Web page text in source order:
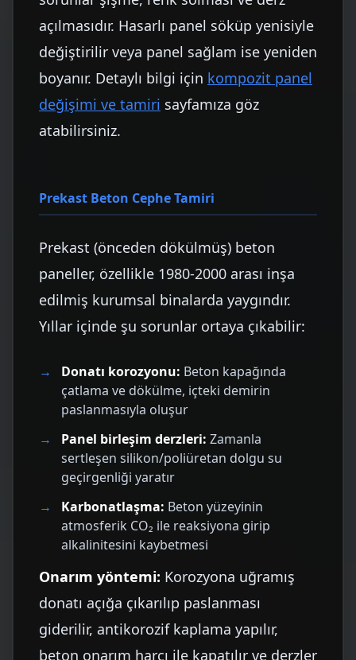
açılmasıdır. Hasarlı panel söküp yenisiyle
değiştirilir veya panel sağlam ise yeniden
boyanır. Detaylı bilgi için kompozit panel
değişimi ve tamiri sayfamıza göz
atabilirsiniz.
Prekast Beton Cephe Tamiri
Prekast (önceden dökülmüş) beton
paneller, özellikle 1980-2000 arası inşa
edilmiş kurumsal binalarda yaygındır.
Yıllar içinde şu sorunlar ortaya çıkabilir:
Donatı korozyonu: Beton kapağında
çatlama ve dökülme, içteki demirin
paslanmasıyla oluşur
Panel birleşim derzleri: Zamanla
sertleşen silikon/poliüretan dolgu su
geçirgenliği yaratır
Karbonatlaşma: Beton yüzeyinin
atmosferik CO₂ ile reaksiyona girip
alkalinitesini kaybetmesi
Onarım yöntemi: Korozyona uğramış
donatı açığa çıkarılıp paslanması
giderilir, antikorozif kaplama yapılır,
beton onarım harcı ile kapatılır ve derzler